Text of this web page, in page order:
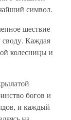
символ.
шествие
своду. Каждая
колесницы и
богов и
и каждый